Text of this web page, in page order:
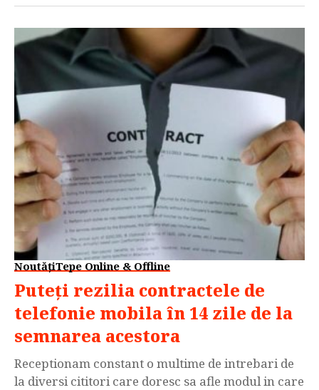
parteneriat cu UniCredit Consumer Financing iar
impreuna le ofera clientilor un sistem de
finantare prin intermediul caruia isi pot […]
NoutățiTepe Online & Offline
Puteți rezilia contractele de
telefonie mobila în 14 zile de la
semnarea acestora
Receptionam constant o multime de intrebari de
la diversi cititori care doresc sa afle modul in care